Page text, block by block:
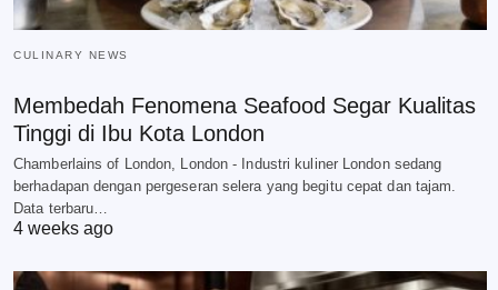
CULINARY NEWS
Membedah Fenomena Seafood Segar Kualitas
Tinggi di Ibu Kota London
Chamberlains of London, London - Industri kuliner London sedang
berhadapan dengan pergeseran selera yang begitu cepat dan tajam.
Data terbaru…
4 weeks ago